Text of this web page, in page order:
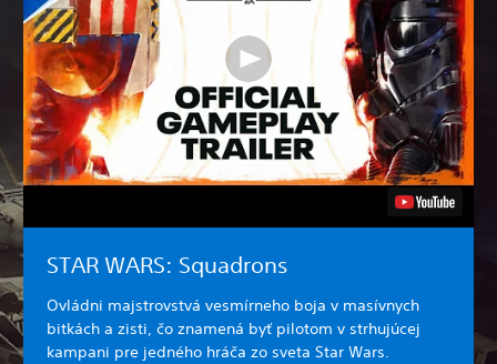
STAR WARS: Squadrons
Ovládni majstrovstvá vesmírneho boja v masívnych
bitkách a zisti, čo znamená byť pilotom v strhujúcej
kampani pre jedného hráča zo sveta Star Wars.